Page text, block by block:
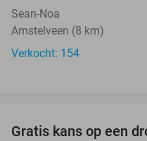
Sean-Noa
Amstelveen (8 km)
Verkocht: 154
Gratis kans op een